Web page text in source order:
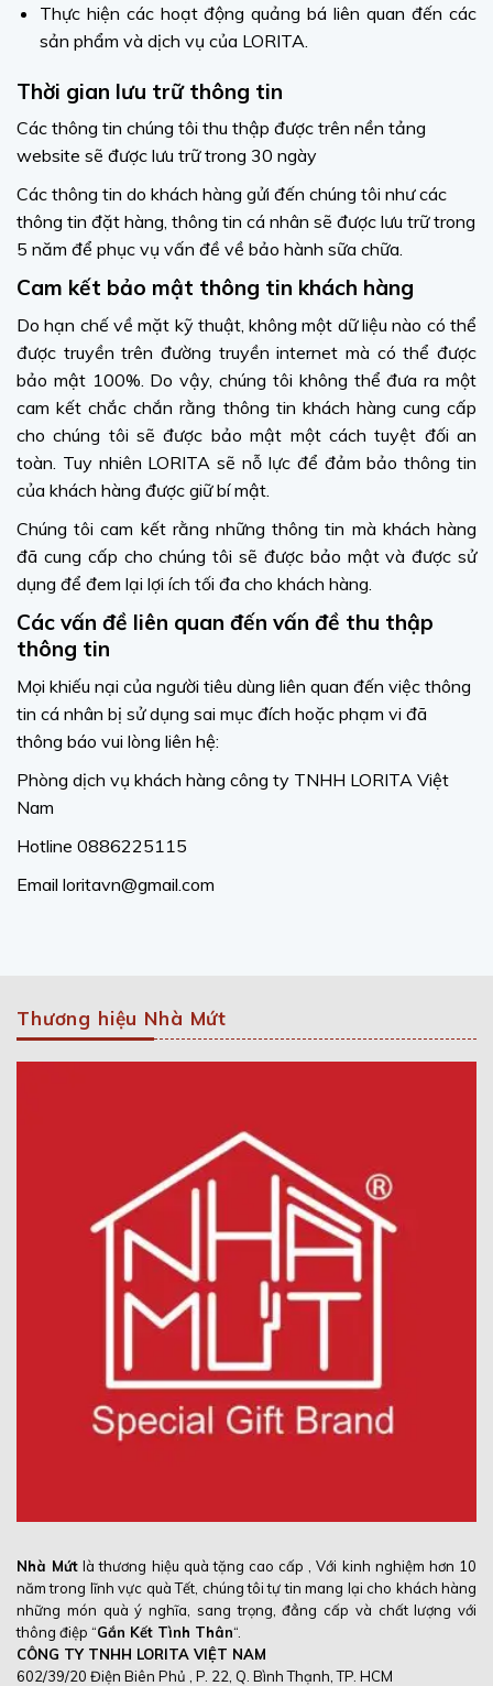
Thực hiện các hoạt động quảng bá liên quan đến các
sản phẩm và dịch vụ của LORITA.
Thời gian lưu trữ thông tin
Các thông tin chúng tôi thu thập được trên nền tảng
website sẽ được lưu trữ trong 30 ngày
Các thông tin do khách hàng gửi đến chúng tôi như các
thông tin đặt hàng, thông tin cá nhân sẽ được lưu trữ trong
5 năm để phục vụ vấn đề về bảo hành sữa chữa.
Cam kết bảo mật thông tin khách hàng
Do hạn chế về mặt kỹ thuật, không một dữ liệu nào có thể
được truyền trên đường truyền internet mà có thể được
bảo mật 100%. Do vậy, chúng tôi không thể đưa ra một
cam kết chắc chắn rằng thông tin khách hàng cung cấp
cho chúng tôi sẽ được bảo mật một cách tuyệt đối an
toàn. Tuy nhiên LORITA sẽ nỗ lực để đảm bảo thông tin
của khách hàng được giữ bí mật.
Chúng tôi cam kết rằng những thông tin mà khách hàng
đã cung cấp cho chúng tôi sẽ được bảo mật và được sử
dụng để đem lại lợi ích tối đa cho khách hàng.
Các vấn đề liên quan đến vấn đề thu thập
thông tin
Mọi khiếu nại của người tiêu dùng liên quan đến việc thông
tin cá nhân bị sử dụng sai mục đích hoặc phạm vi đã
thông báo vui lòng liên hệ:
Phòng dịch vụ khách hàng công ty TNHH LORITA Việt
Nam
Hotline 0886225115
Email loritavn@gmail.com
Thương hiệu Nhà Mứt
Nhà Mứt là thương hiệu quà tặng cao cấp , Với kinh nghiệm hơn 10
năm trong lĩnh vực quà Tết, chúng tôi tự tin mang lại cho khách hàng
những món quà ý nghĩa, sang trọng, đẳng cấp và chất lượng với
thông điệp “Gắn Kết Tình Thân“.
CÔNG TY TNHH LORITA VIỆT NAM
602/39/20 Điện Biên Phủ , P. 22, Q. Bình Thạnh, TP. HCM